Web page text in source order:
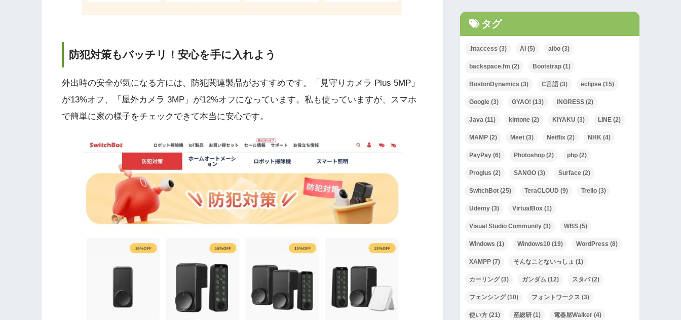
防犯対策もバッチリ！安心を手に入れよう
外出時の安全が気になる方には、防犯関連製品がおすすめです。「見守りカメラ Plus 5MP」
が13%オフ、「屋外カメラ 3MP」が12%オフになっています。私も使っていますが、スマホ
で簡単に家の様子をチェックできて本当に安心です。
タグ
.htaccess (3) AI (5) aibo (3)
backspace.fm (2) Bootstrap (1)
BostonDynamics (3) C言語 (3) eclipse (15)
Google (3) GYAO! (13) INGRESS (2)
Java (11) kintone (2) KIYAKU (3) LINE (2)
MAMP (2) Meet (3) Netflix (2) NHK (4)
PayPay (6) Photoshop (2) php (2)
Proglus (2) SANGO (3) Surface (2)
SwitchBot (25) TeraCLOUD (9) Trello (3)
Udemy (3) VirtualBox (1)
Visual Studio Community (3) WBS (5)
Windows (1) Windows10 (19) WordPress (8)
XAMPP (7) そんなことないっしょ (1)
カーリング(3) ガンダム (12) スタバ(2)
フェンシング(10) フォントワークス (3)
使い方 (21) 産総研 (1) 電器屋Walker (4)